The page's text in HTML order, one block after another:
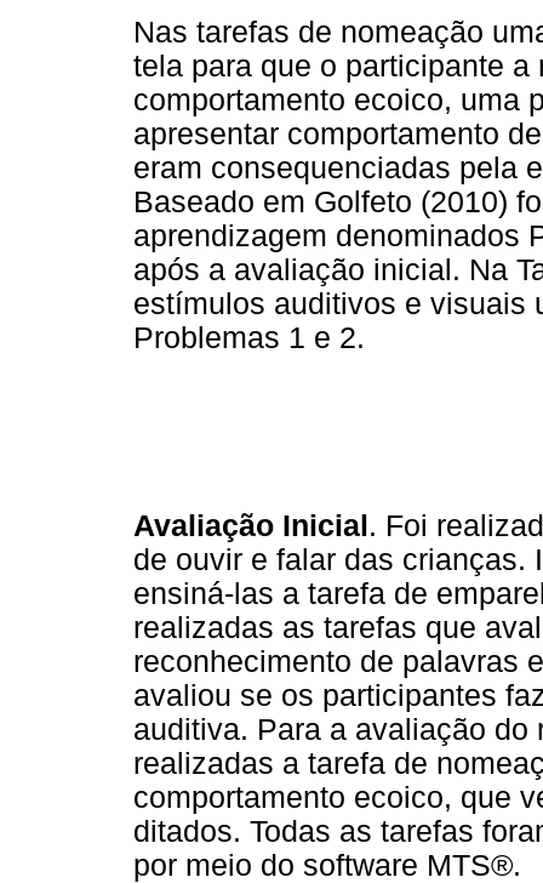
Nas tarefas de nomeação
tela para que o participante
comportamento ecoico, uma
apresentar comportamento
eram consequenciadas pela
Baseado em Golfeto (2010)
aprendizagem denominados
após a avaliação inicial. Na
estímulos auditivos e visuais
Problemas 1 e 2.
Avaliação Inicial. Foi
de ouvir e falar das crianças.
ensiná-las a tarefa de
realizadas as tarefas que
reconhecimento de palavras
avaliou se os participantes
auditiva. Para a avaliação do
realizadas a tarefa de
comportamento ecoico, que
ditados. Todas as tarefas
por meio do software MTS®.